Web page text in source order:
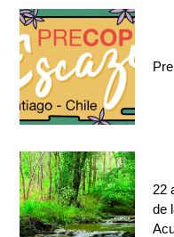
22
de